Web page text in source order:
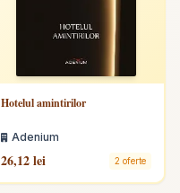
Hotelul amintirilor
Adenium
26,12 lei 2 oferte